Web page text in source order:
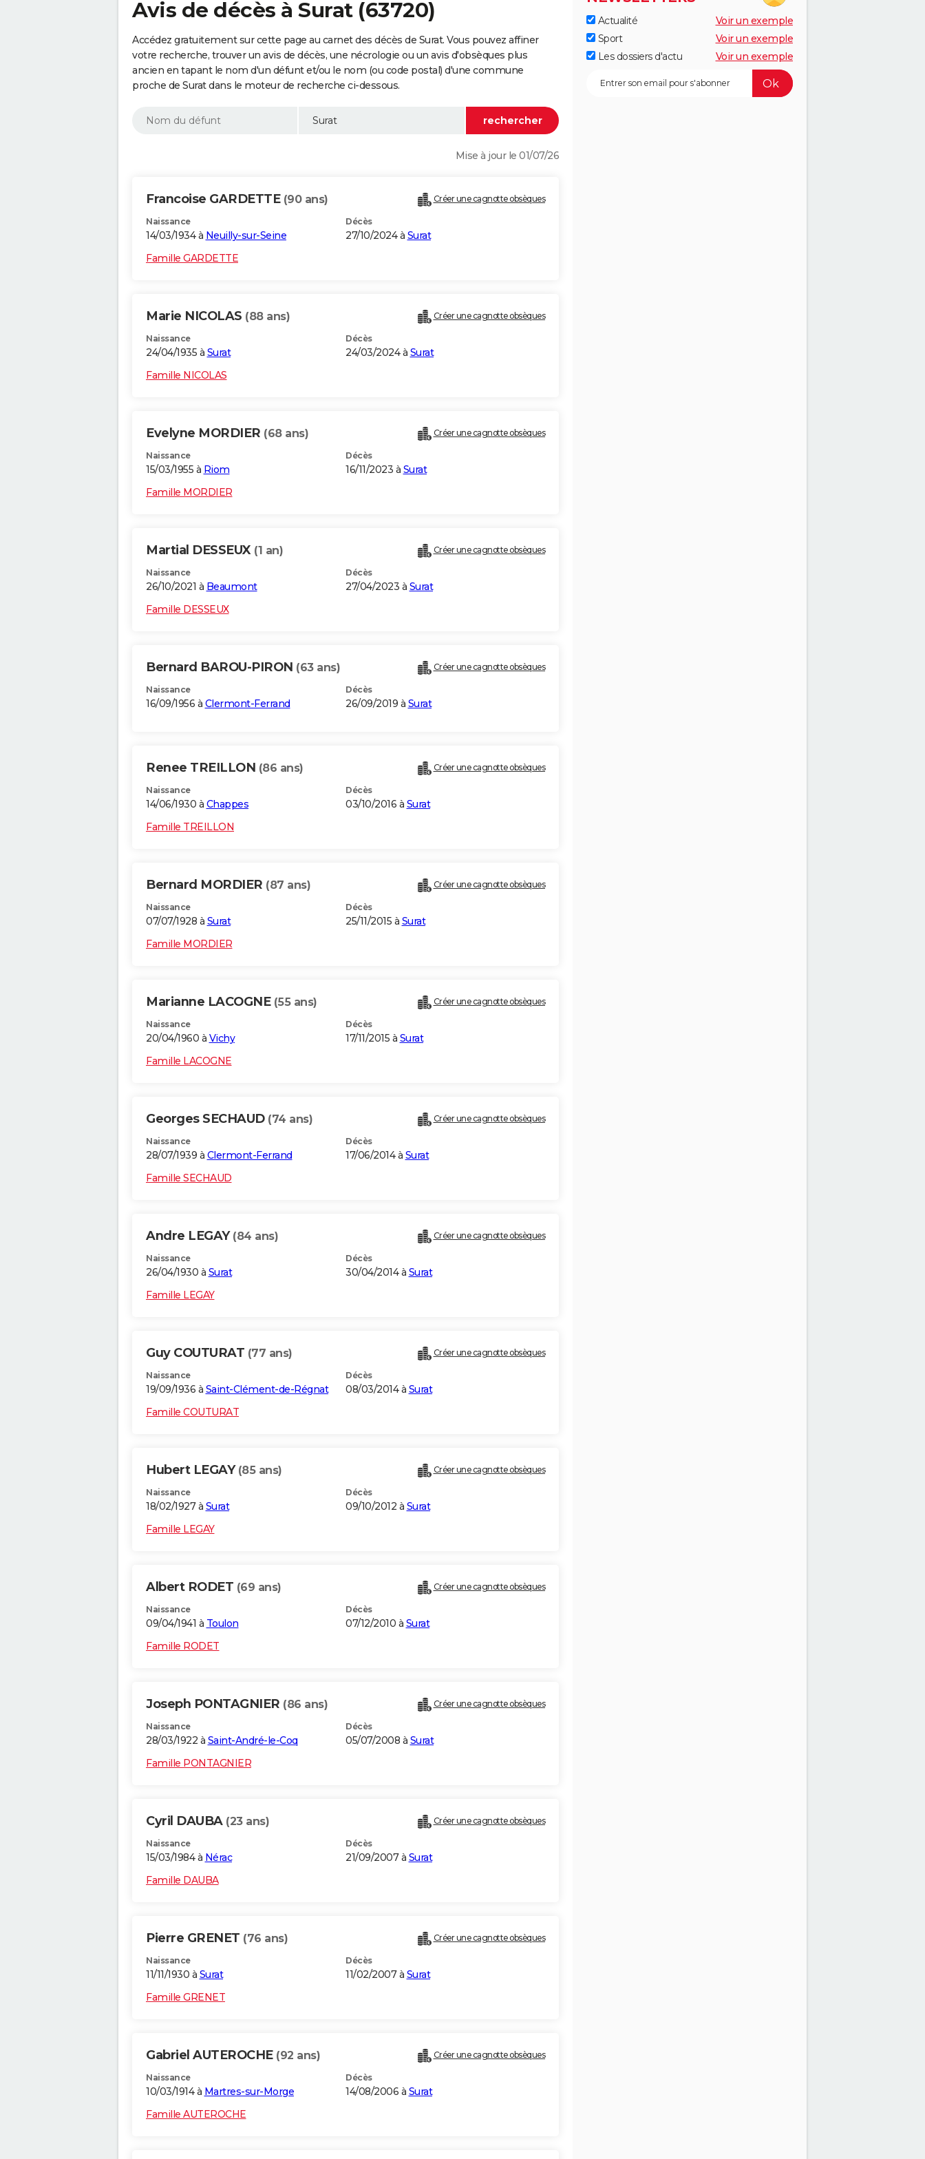
Avis de décès à Surat (63720)
Accédez gratuitement sur cette page au carnet des décès de Surat. Vous pouvez affiner
votre recherche, trouver un avis de décès, une nécrologie ou un avis d'obsèques plus
ancien en tapant le nom d'un défunt et/ou le nom (ou code postal) d'une commune
proche de Surat dans le moteur de recherche ci-dessous.
Mise à jour le 01/07/26
Francoise GARDETTE (90 ans) Créer une cagnotte obsèques
Naissance
14/03/1934 à Neuilly-sur-Seine
Décès
27/10/2024 à Surat
Famille GARDETTE
Marie NICOLAS (88 ans) Créer une cagnotte obsèques
Naissance
24/04/1935 à Surat
Décès
24/03/2024 à Surat
Famille NICOLAS
Evelyne MORDIER (68 ans) Créer une cagnotte obsèques
Naissance
15/03/1955 à Riom
Décès
16/11/2023 à Surat
Famille MORDIER
Martial DESSEUX (1 an) Créer une cagnotte obsèques
Naissance
26/10/2021 à Beaumont
Décès
27/04/2023 à Surat
Famille DESSEUX
Bernard BAROU-PIRON (63 ans) Créer une cagnotte obsèques
Naissance
16/09/1956 à Clermont-Ferrand
Décès
26/09/2019 à Surat
Renee TREILLON (86 ans) Créer une cagnotte obsèques
Naissance
14/06/1930 à Chappes
Décès
03/10/2016 à Surat
Famille TREILLON
Bernard MORDIER (87 ans) Créer une cagnotte obsèques
Naissance
07/07/1928 à Surat
Décès
25/11/2015 à Surat
Famille MORDIER
Marianne LACOGNE (55 ans) Créer une cagnotte obsèques
Naissance
20/04/1960 à Vichy
Décès
17/11/2015 à Surat
Famille LACOGNE
Georges SECHAUD (74 ans) Créer une cagnotte obsèques
Naissance
28/07/1939 à Clermont-Ferrand
Décès
17/06/2014 à Surat
Famille SECHAUD
Andre LEGAY (84 ans) Créer une cagnotte obsèques
Naissance
26/04/1930 à Surat
Décès
30/04/2014 à Surat
Famille LEGAY
Guy COUTURAT (77 ans) Créer une cagnotte obsèques
Naissance
19/09/1936 à Saint-Clément-de-Régnat
Décès
08/03/2014 à Surat
Famille COUTURAT
Hubert LEGAY (85 ans) Créer une cagnotte obsèques
Naissance
18/02/1927 à Surat
Décès
09/10/2012 à Surat
Famille LEGAY
Albert RODET (69 ans) Créer une cagnotte obsèques
Naissance
09/04/1941 à Toulon
Décès
07/12/2010 à Surat
Famille RODET
Joseph PONTAGNIER (86 ans) Créer une cagnotte obsèques
Naissance
28/03/1922 à Saint-André-le-Coq
Décès
05/07/2008 à Surat
Famille PONTAGNIER
Cyril DAUBA (23 ans) Créer une cagnotte obsèques
Naissance
15/03/1984 à Nérac
Décès
21/09/2007 à Surat
Famille DAUBA
Pierre GRENET (76 ans) Créer une cagnotte obsèques
Naissance
11/11/1930 à Surat
Décès
11/02/2007 à Surat
Famille GRENET
Gabriel AUTEROCHE (92 ans) Créer une cagnotte obsèques
Naissance
10/03/1914 à Martres-sur-Morge
Décès
14/08/2006 à Surat
Famille AUTEROCHE
Actualité
Voir un exemple
Sport
Voir un exemple
Les dossiers d'actu
Voir un exemple